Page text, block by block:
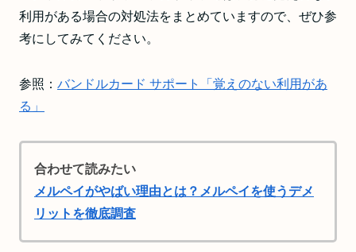
利用がある場合の対処法をまとめていますので、ぜひ参
考にしてみてください。
参照： バンドルカード サポート「覚えのない利用があ
る」
合わせて読みたい
メルペイがやばい理由とは？メルペイを使うデメ
リットを徹底調査